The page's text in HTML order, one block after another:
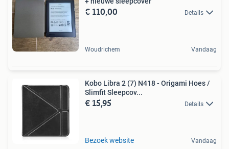
€ 110,00 Details
Woudrichem Vandaag
Kobo Libra 2 (7) N418 - Origami Hoes /
Slimfit Sleepcov...
€ 15,95 Details
Bezoek website Vandaag